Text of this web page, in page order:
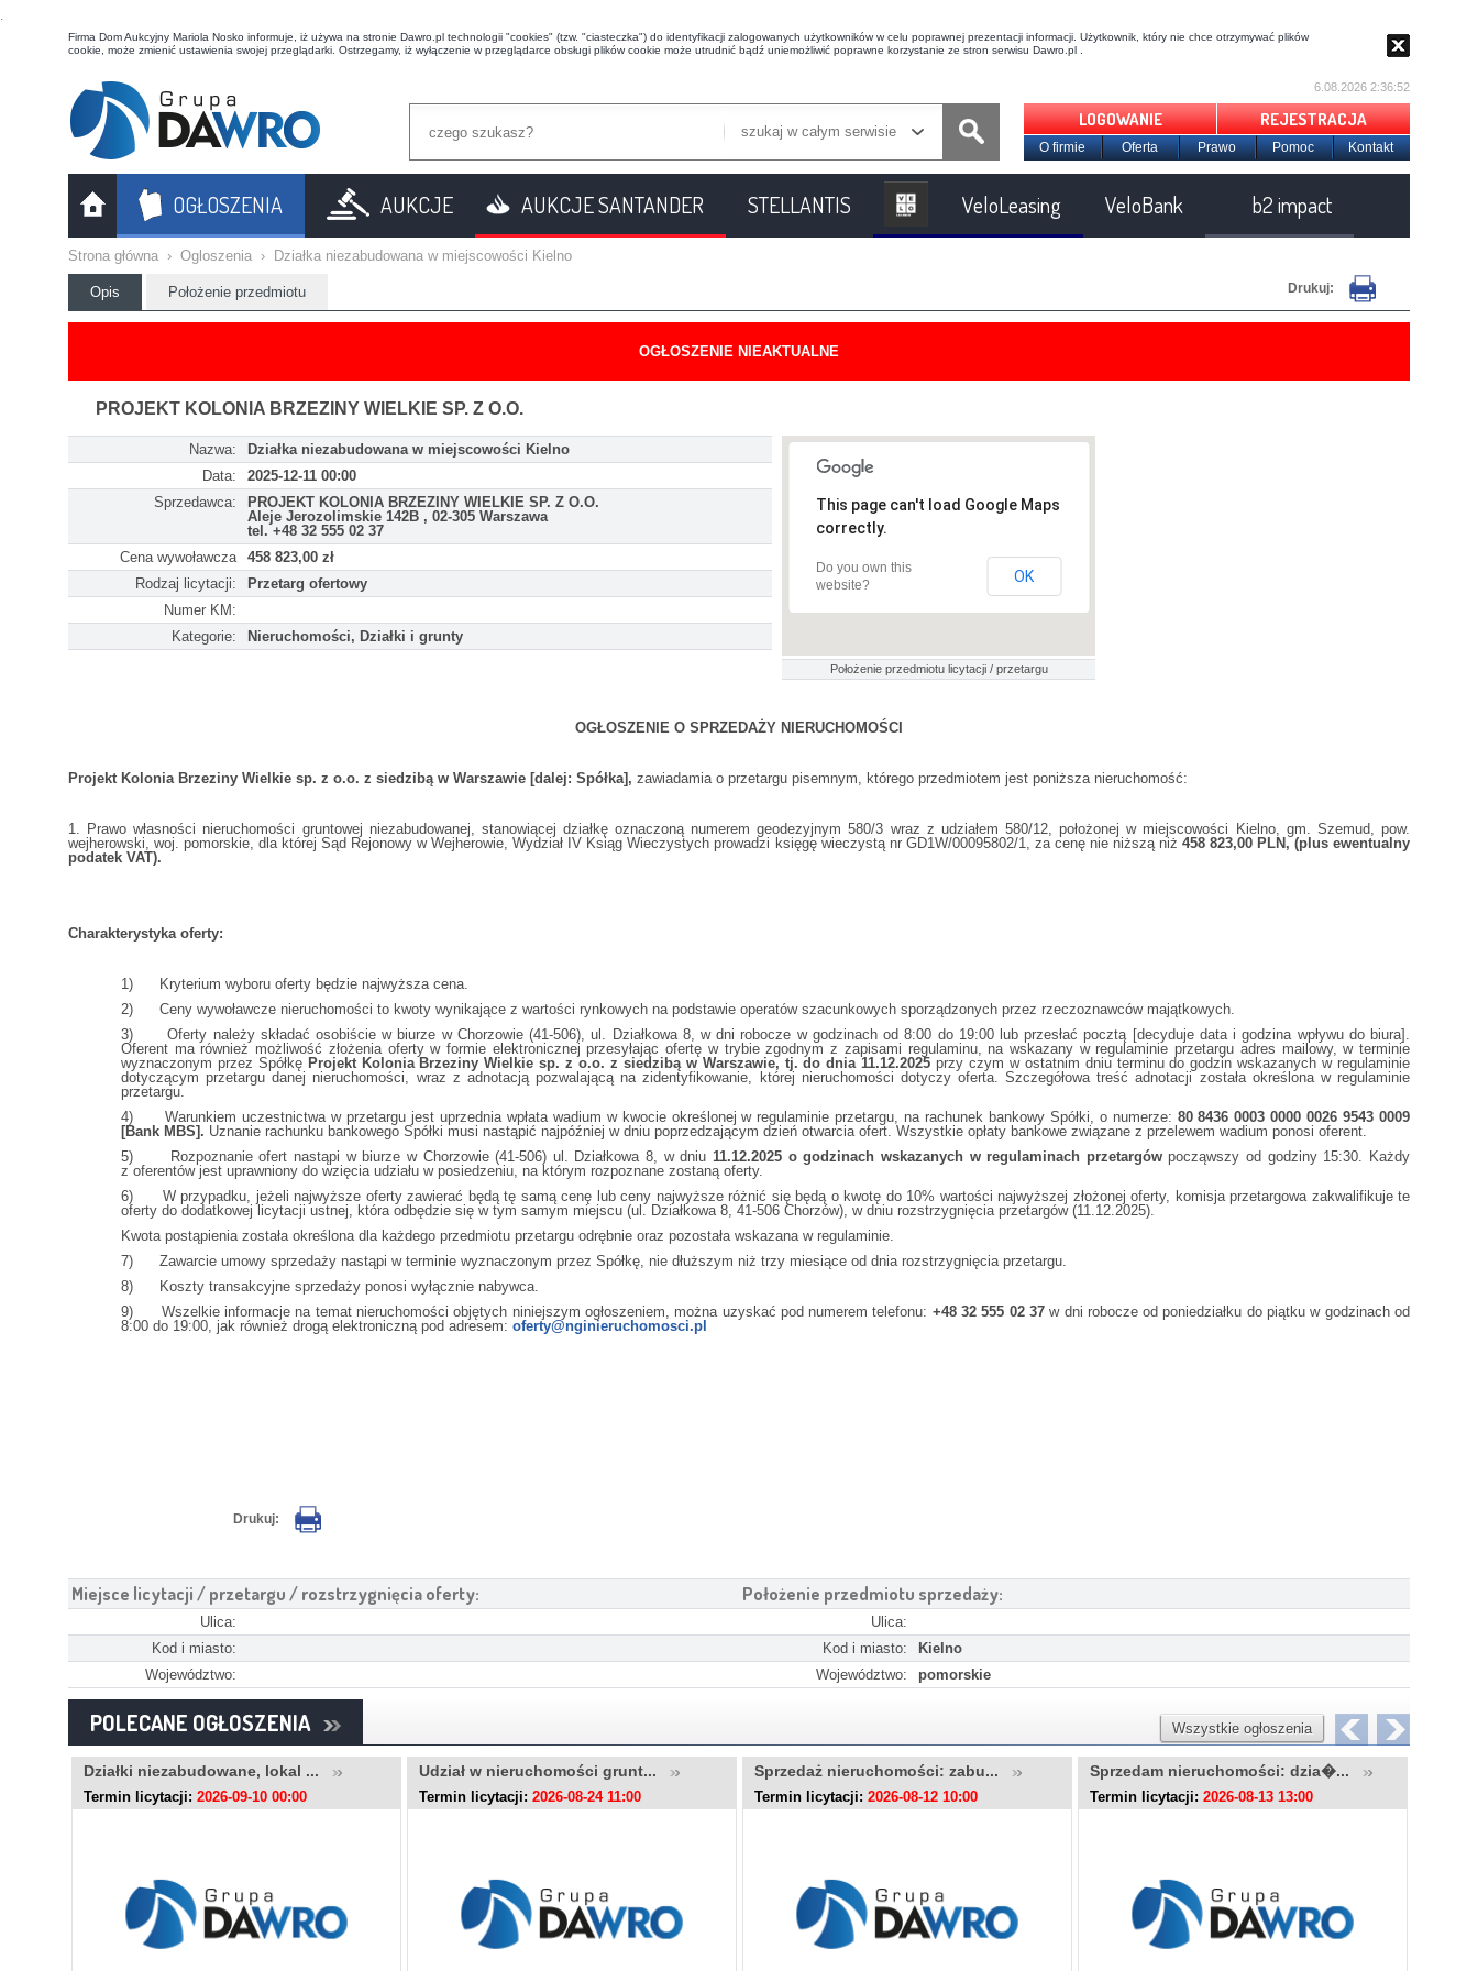
t
Firma Dom Aukcyjny Mariola Nosko informuje, iż używa na stronie Dawro.pl technologii "cookies" (tzw. "ciasteczka") do identyfikacji zalogowanych użytkowników w celu poprawnej prezentacji informacji. Użytkownik, który nie chce otrzymywać plików
cookie, może zmienić ustawienia swojej przeglądarki. Ostrzegamy, iż wyłączenie w przeglądarce obsługi plików cookie może utrudnić bądź uniemożliwić poprawne korzystanie ze stron serwisu Dawro.pl .
szukaj w całym serwisie
6.08.2026 2:36:53
LOGOWANIE REJESTRACJA
O firmie Oferta Prawo Pomoc Kontakt
OGŁOSZENIA AUKCJE AUKCJE SANTANDER STELLANTIS VeloLeasing VeloBank b2 impact
Strona główna › Ogloszenia › Działka niezabudowana w miejscowości Kielno
Drukuj:
Opis Położenie przedmiotu
OGŁOSZENIE NIEAKTUALNE
PROJEKT KOLONIA BRZEZINY WIELKIE SP. Z O.O.
Nazwa:
Działka niezabudowana w miejscowości Kielno
Data:
2025-12-11 00:00
Sprzedawca:
PROJEKT KOLONIA BRZEZINY WIELKIE SP. Z O.O.
Aleje Jerozolimskie 142B , 02-305 Warszawa
tel. +48 32 555 02 37
Cena wywoławcza
458 823,00 zł
Rodzaj licytacji:
Przetarg ofertowy
Numer KM:
Kategorie:
Nieruchomości, Działki i grunty
This page can't load Google Maps
correctly.
Do you own this
website?
OK
Położenie przedmiotu licytacji / przetargu
OGŁOSZENIE O SPRZEDAŻY NIERUCHOMOŚCI
Projekt Kolonia Brzeziny Wielkie sp. z o.o. z siedzibą w Warszawie [dalej: Spółka], zawiadamia o przetargu pisemnym, którego przedmiotem jest poniższa nieruchomość:
1. Prawo własności nieruchomości gruntowej niezabudowanej, stanowiącej działkę oznaczoną numerem geodezyjnym 580/3 wraz z udziałem 580/12, położonej w miejscowości Kielno, gm. Szemud, pow.
wejherowski, woj. pomorskie, dla której Sąd Rejonowy w Wejherowie, Wydział IV Ksiąg Wieczystych prowadzi księgę wieczystą nr GD1W/00095802/1, za cenę nie niższą niż 458 823,00 PLN, (plus ewentualny
podatek VAT).
Charakterystyka oferty:
1) Kryterium wyboru oferty będzie najwyższa cena.
2) Ceny wywoławcze nieruchomości to kwoty wynikające z wartości rynkowych na podstawie operatów szacunkowych sporządzonych przez rzeczoznawców majątkowych.
3) Oferty należy składać osobiście w biurze w Chorzowie (41-506), ul. Działkowa 8, w dni robocze w godzinach od 8:00 do 19:00 lub przesłać pocztą [decyduje data i godzina wpływu do biura].
Oferent ma również możliwość złożenia oferty w formie elektronicznej przesyłając ofertę w trybie zgodnym z zapisami regulaminu, na wskazany w regulaminie przetargu adres mailowy, w terminie
wyznaczonym przez Spółkę Projekt Kolonia Brzeziny Wielkie sp. z o.o. z siedzibą w Warszawie, tj. do dnia 11.12.2025 przy czym w ostatnim dniu terminu do godzin wskazanych w regulaminie
dotyczącym przetargu danej nieruchomości, wraz z adnotacją pozwalającą na zidentyfikowanie, której nieruchomości dotyczy oferta. Szczegółowa treść adnotacji została określona w regulaminie
przetargu.
4) Warunkiem uczestnictwa w przetargu jest uprzednia wpłata wadium w kwocie określonej w regulaminie przetargu, na rachunek bankowy Spółki, o numerze: 80 8436 0003 0000 0026 9543 0009
[Bank MBS]. Uznanie rachunku bankowego Spółki musi nastąpić najpóźniej w dniu poprzedzającym dzień otwarcia ofert. Wszystkie opłaty bankowe związane z przelewem wadium ponosi oferent.
5) Rozpoznanie ofert nastąpi w biurze w Chorzowie (41-506) ul. Działkowa 8, w dniu11.12.2025 o godzinach wskazanych w regulaminach przetargówpocząwszy od godziny 15:30. Każdy
z oferentów jest uprawniony do wzięcia udziału w posiedzeniu, na którym rozpoznane zostaną oferty.
6) W przypadku, jeżeli najwyższe oferty zawierać będą tę samą cenę lub ceny najwyższe różnić się będą o kwotę do 10% wartości najwyższej złożonej oferty, komisja przetargowa zakwalifikuje te
oferty do dodatkowej licytacji ustnej, która odbędzie się w tym samym miejscu (ul. Działkowa 8, 41-506 Chorzów), w dniu rozstrzygnięcia przetargów (11.12.2025).
Kwota postąpienia została określona dla każdego przedmiotu przetargu odrębnie oraz pozostała wskazana w regulaminie.
7) Zawarcie umowy sprzedaży nastąpi w terminie wyznaczonym przez Spółkę, nie dłuższym niż trzy miesiące od dnia rozstrzygnięcia przetargu.
8) Koszty transakcyjne sprzedaży ponosi wyłącznie nabywca.
9) Wszelkie informacje na temat nieruchomości objętych niniejszym ogłoszeniem, można uzyskać pod numerem telefonu: +48 32 555 02 37w dni robocze od poniedziałku do piątku w godzinach od
8:00 do 19:00, jak również drogą elektroniczną pod adresem: oferty@nginieruchomosci.pl
Drukuj:
Miejsce licytacji / przetargu / rozstrzygnięcia oferty:
Ulica:
Kod i miasto:
Województwo:
Położenie przedmiotu sprzedaży:
Ulica:
Kod i miasto:
Kielno
Województwo:
pomorskie
POLECANE OGŁOSZENIA Wszystkie ogłoszenia
Działki niezabudowane, lokal ...
Termin licytacji: 2026-09-10 00:00
Udział w nieruchomości grunt...
Termin licytacji: 2026-08-24 11:00
Sprzedaż nieruchomości: zabu...
Termin licytacji: 2026-08-12 10:00
Sprzedam nieruchomości: dzia�...
Termin licytacji: 2026-08-13 13:00